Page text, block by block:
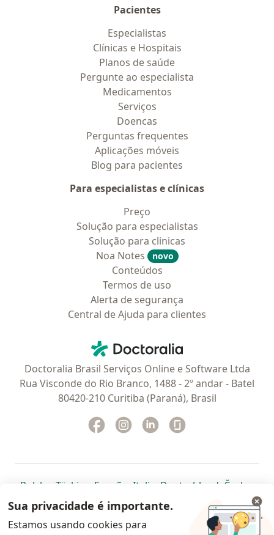
Pacientes
Especialistas
Clínicas e Hospitais
Planos de saúde
Pergunte ao especialista
Medicamentos
Serviços
Doencas
Perguntas frequentes
Aplicações móveis
Blog para pacientes
Para especialistas e clínicas
Preço
Solução para especialistas
Solução para clinicas
Noa Notes
novo
Conteúdos
Termos de uso
Alerta de segurança
Central de Ajuda para clientes
Doctoralia - Homepage
Doctoralia Brasil Serviços Online e Software Ltda
Rua Visconde do Rio Branco, 1488 - 2º andar - Batel
80420-210 Curitiba (Paraná), Brasil
Facebook
abre num novo separador
Instagram
abre num novo separador
Linkedin
abre num novo
Polska abre num novo separador
Türkiye abre num novo separador
España abre num novo separador
Italia abre num novo
Deutschlandabre num
Česko
Portugal abre num novo separador
, México abre num novo separador
, abre num novo separador
Brasil abre num novoabre num
abre
Colombia abre num novo
Sua privacidade é importante.
Estamos usando cookies para